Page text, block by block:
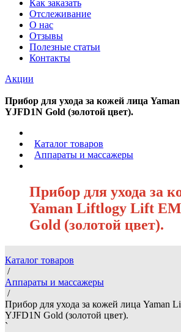
Как заказать
Отслеживание
О нас
Отзывы
Полезные статьи
Контакты
Акции
Прибор для ухода за кожей лица
YJFD1N Gold (золотой цвет).
Каталог товаров
Аппараты и массажеры
Прибор для ухода за
Yaman Liftlogy Lift
Gold (золотой цвет).
Каталог товаров
/
Аппараты и массажеры
/
Прибор для ухода за кожей лица Yaman
YJFD1N Gold (золотой цвет).
`